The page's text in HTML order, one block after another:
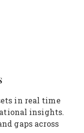
in real time
insights.
gaps across